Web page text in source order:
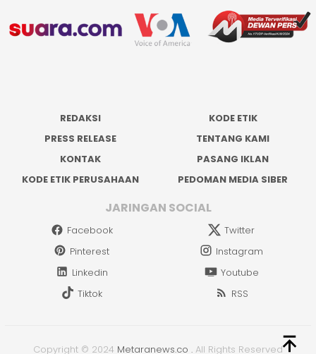
REDAKSI
KODE ETIK
PRESS RELEASE
TENTANG KAMI
KONTAK
PASANG IKLAN
KODE ETIK PERUSAHAAN
PEDOMAN MEDIA SIBER
JARINGAN SOCIAL
Facebook
Twitter
Pinterest
Instagram
Linkedin
Youtube
Tiktok
RSS
Copyright © 2024 Metaranews.co . All Rights Reserved